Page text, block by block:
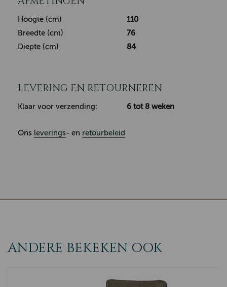
Hoogte (cm)
110
Breedte (cm)
76
Diepte (cm)
84
LEVERING EN RETOURNEREN
Klaar voor verzending: 6 tot 8 weken
Ons leverings- en retourbeleid
ANDERE BEKEKEN OOK